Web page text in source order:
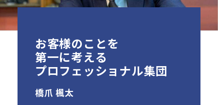
お客様のことを
第一に考える
プロフェッショナル集団
橋爪 楓太